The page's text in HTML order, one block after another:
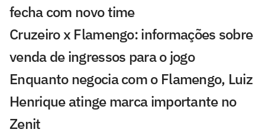
fecha com novo time
Cruzeiro x Flamengo: informações sobre
venda de ingressos para o jogo
Enquanto negocia com o Flamengo, Luiz
Henrique atinge marca importante no
Zenit